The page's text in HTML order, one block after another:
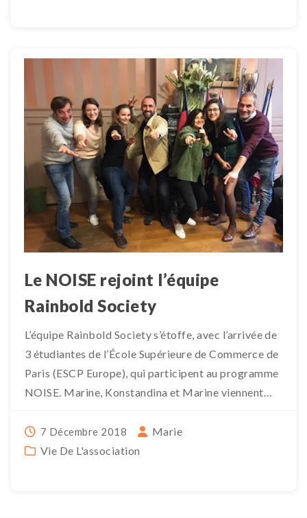
Le NOISE rejoint l’équipe
Rainbold Society
L’équipe Rainbold Society s’étoffe, avec l’arrivée de
3 étudiantes de l’École Supérieure de Commerce de
Paris (ESCP Europe), qui participent au programme
NOISE. Marine, Konstandina et Marine viennent
7 Décembre 2018
Marie
Vie De L'association